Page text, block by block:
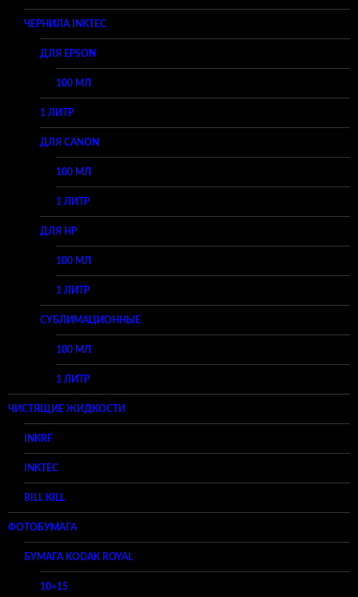
ЧЕРНИЛА INKTEC
ДЛЯ EPSON
100 МЛ
1 ЛИТР
ДЛЯ CANON
100 МЛ
1 ЛИТР
ДЛЯ HP
100 МЛ
1 ЛИТР
СУБЛИМАЦИОННЫЕ
100 МЛ
1 ЛИТР
ЧИСТЯЩИЕ ЖИДКОСТИ
INKRF
INKTEC
BILL KILL
ФОТОБУМАГА
БУМАГА KODAK ROYAL
10×15